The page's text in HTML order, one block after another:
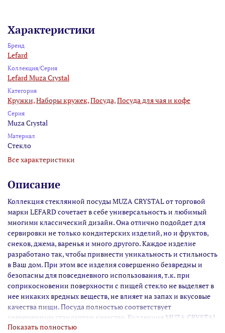
Характеристики
Бренд
Lefard
Коллекция/Серия
Lefard Muza Crystal
Категория
Кружки,Наборы кружек,Посуда,Посуда для чая и кофе
Серия
Muza Crystal
Материал
Стекло
Все характеристики
Описание
Коллекция стеклянной посуды MUZA CRYSTAL от торговой
марки LEFARD сочетает в себе универсальность и любимый
многими классический дизайн. Она отлично подойдет для
сервировки не только кондитерских изделий, но и фруктов,
снеков, джема, варенья и много другого. Каждое изделие
разработано так, чтобы привнести уникальность и стильность
в Ваш дом. При этом все изделия совершенно безвредны и
безопасны для повседневного использования, т.к. при
соприкосновении поверхности с пищей стекло не выделяет в
нее никаких вредных веществ, не влияет на запах и вкусовые
качества пищи. Посуда полностью соответствует
современным стандартам качества. Коллекция MUZA CRYSTAL
изготовлена из натриево-известкового стекла, которое еще
Показать полностью